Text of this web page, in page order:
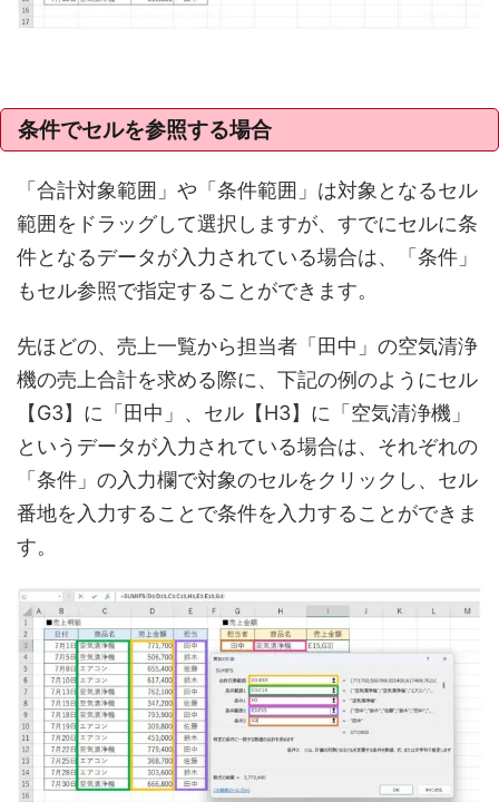
条件でセルを参照する場合
「合計対象範囲」や「条件範囲」は対象となるセル
範囲をドラッグして選択しますが、すでにセルに条
件となるデータが入力されている場合は、「条件」
もセル参照で指定することができます。
先ほどの、売上一覧から担当者「田中」の空気清浄
機の売上合計を求める際に、下記の例のようにセル
【G3】に「田中」、セル【H3】に「空気清浄機」
というデータが入力されている場合は、それぞれの
「条件」の入力欄で対象のセルをクリックし、セル
番地を入力することで条件を入力することができま
す。